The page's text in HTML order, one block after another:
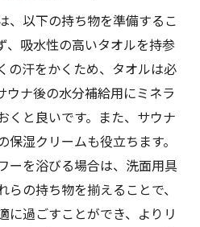
、以下の持ち物を準備するこ
、吸水性の高いタオルを持参
の汗をかくため、タオルは必
ウナ後の水分補給用にミネラ
くと良いです。また、サウナ
湿クリームも役立ちます。
ーを浴びる場合は、洗面用具
の持ち物を揃えることで、
に過ごすことができ、よりリ